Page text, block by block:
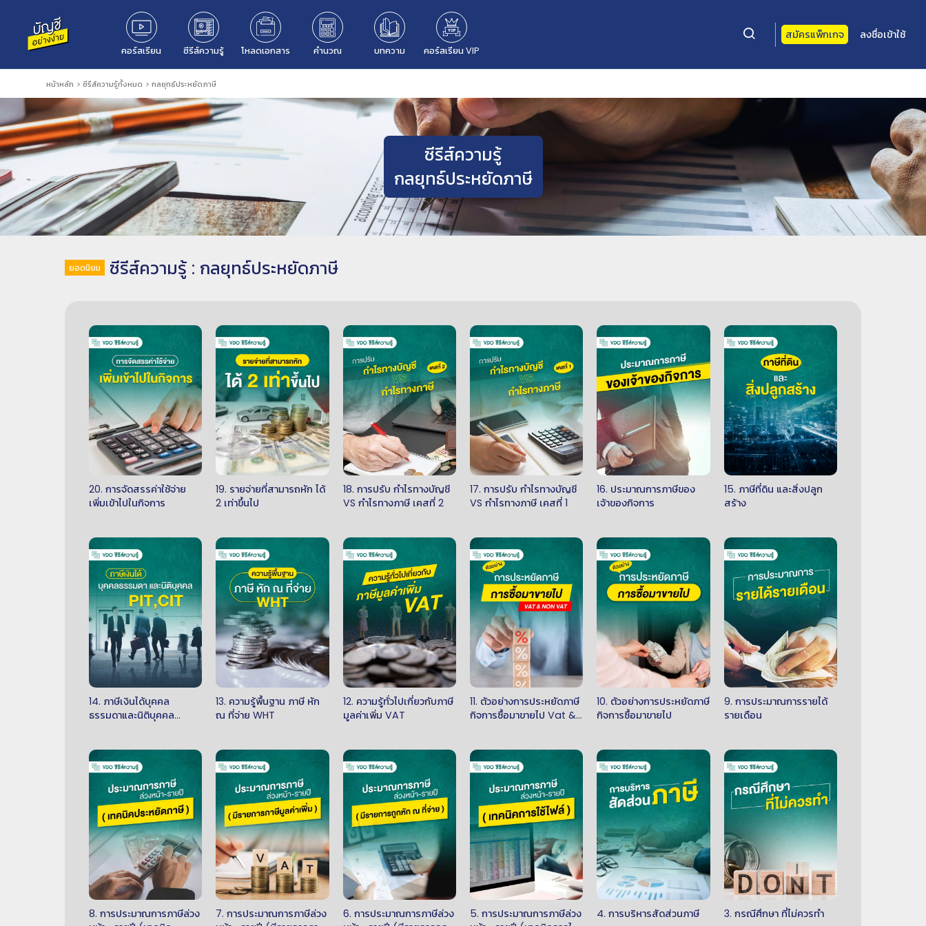
คอร์สเรียน ซีรีส์ความรู้ โหลดเอกสาร คำนวณ บทความ คอร์สเรียน VIP
สมัครแพ็กเกจ ลงชื่อเข้าใช้
หน้าหลัก >ซีรีส์ความรู้ทั้งหมด > กลยุทธ์ประหยัดภาษี
ซีรีส์ความรู้
กลยุทธ์ประหยัดภาษี
ยอดนิยม ซีรีส์ความรู้ : กลยุทธ์ประหยัดภาษี
20. การจัดสรรค่าใช้จ่าย
เพิ่มเข้าไปในกิจการ
19. รายจ่ายที่สามารถหัก ได้
2 เท่าขึ้นไป
18. การปรับ กำไรทางบัญชี
VS กำไรทางภาษี เคสที่ 2
17. การปรับ กำไรทางบัญชี
VS กำไรทางภาษี เคสที่ 1
16. ประมาณการภาษีของ
เจ้าของกิจการ
15. ภาษีที่ดิน และสิ่งปลูก
สร้าง
14. ภาษีเงินได้บุคคล
ธรรมดาและนิติบุคคล
13. ความรู้พื้นฐาน ภาษี หัก
ณ ที่จ่าย WHT
12. ความรู้ทั่วไปเกี่ยวกับภาษี
มูลค่าเพิ่ม VAT
11. ตัวอย่างการประหยัดภาษี
กิจการซื้อมาขายไป Vat &
10. ตัวอย่างการประหยัดภาษี
กิจการซื้อมาขายไป
9. การประมาณการรายได้
รายเดือน
8. การประมาณการภาษีล่วง
7. การประมาณการภาษีล่วง
6. การประมาณการภาษีล่วง
5. การประมาณการภาษีล่วง
4. การบริหารสัดส่วนภาษี 3. กรณีศึกษา ที่ไม่ควรทำ